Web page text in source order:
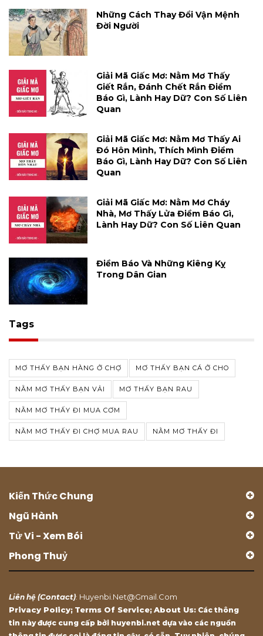
Những Cách Thay Đổi Vận Mệnh
Đời Người
Giải Mã Giấc Mơ: Nằm Mơ Thấy
Giết Rắn, Đánh Chết Rắn Điềm
Báo Gì, Lành Hay Dữ? Con Số Liên
Quan
Giải Mã Giấc Mơ: Nằm Mơ Thấy Ai
Đó Hôn Mình, Thích Mình Điềm
Báo Gì, Lành Hay Dữ? Con Số Liên
Quan
Giải Mã Giấc Mơ: Nằm Mơ Cháy
Nhà, Mơ Thấy Lửa Điềm Báo Gì,
Lành Hay Dữ? Con Số Liên Quan
Điềm Báo Và Những Kiêng Kỵ
Trong Dân Gian
Tags
MƠ THẤY BẠN HÀNG Ở CHỢ MƠ THẤY BẠN CÁ Ở CHO
NẰM MƠ THẤY BẠN VẢI MƠ THẤY BẠN RAU
NẰM MƠ THẤY ĐI MUA CƠM
NẰM MƠ THẤY ĐI CHỢ MUA RAU NẰM MƠ THẤY ĐI
Kiến Thức Chung
Ngũ Hành
Tử Vi - Xem Bói
Phong Thuỷ
Liên hệ (Contact): Huyenbi.net@gmail.com
Privacy Policy; Terms Of Service; About Us: Các thông
tin này được cung cấp bởi huyenbi.net dựa vào các nguồn